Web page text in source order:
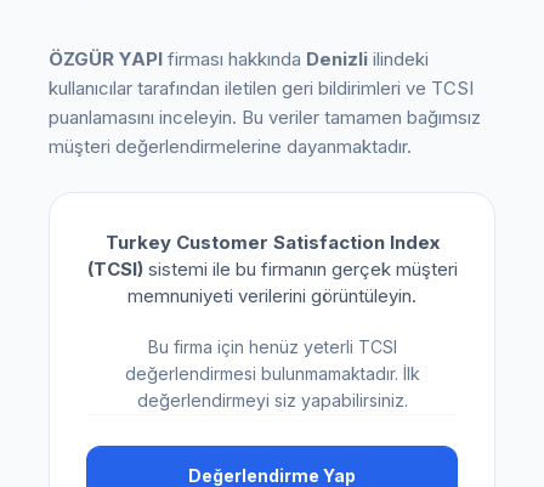
ÖZGÜR YAPI firması hakkında Denizli ilindeki
kullanıcılar tarafından iletilen geri bildirimleri ve TCSI
puanlamasını inceleyin. Bu veriler tamamen bağımsız
müşteri değerlendirmelerine dayanmaktadır.
Turkey Customer Satisfaction Index
(TCSI)sistemi ile bu firmanın gerçek müşteri
memnuniyeti verilerini görüntüleyin.
Bu firma için henüz yeterli TCSI
değerlendirmesi bulunmamaktadır. İlk
değerlendirmeyi siz yapabilirsiniz.
Değerlendirme Yap